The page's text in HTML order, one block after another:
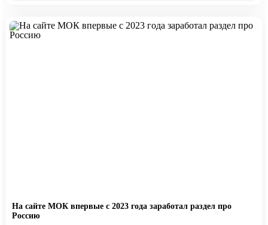
На сайте МОК впервые с 2023 года заработал раздел про
Россию